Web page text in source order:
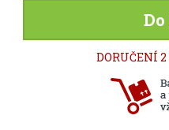
DORUČENÍ